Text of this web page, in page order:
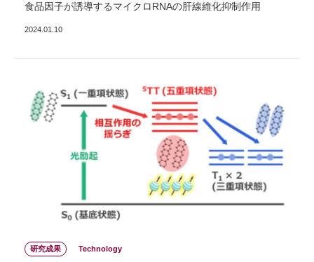
食品因子が誘導するマイクロRNAの肝線維化抑制作用
2024.01.10
研究成果 Technology